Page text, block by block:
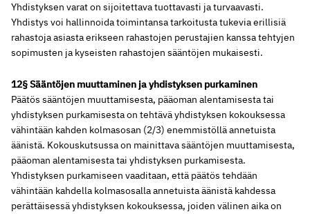
Yhdistyksen varat on sijoitettava tuottavasti ja turvaavasti.
Yhdistys voi hallinnoida toimintansa tarkoitusta tukevia erillisiä
rahastoja asiasta erikseen rahastojen perustajien kanssa tehtyjen
sopimusten ja kyseisten rahastojen sääntöjen mukaisesti.
12§ Sääntöjen muuttaminen ja yhdistyksen purkaminen
Päätös sääntöjen muuttamisesta, pääoman alentamisesta tai
yhdistyksen purkamisesta on tehtävä yhdistyksen kokouksessa
vähintään kahden kolmasosan (2/3) enemmistöllä annetuista
äänistä. Kokouskutsussa on mainittava sääntöjen muuttamisesta,
pääoman alentamisesta tai yhdistyksen purkamisesta.
Yhdistyksen purkamiseen vaaditaan, että päätös tehdään
vähintään kahdella kolmasosalla annetuista äänistä kahdessa
perättäisessä yhdistyksen kokouksessa, joiden välinen aika on